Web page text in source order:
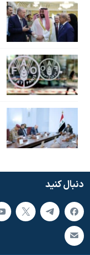
دنبال کنید